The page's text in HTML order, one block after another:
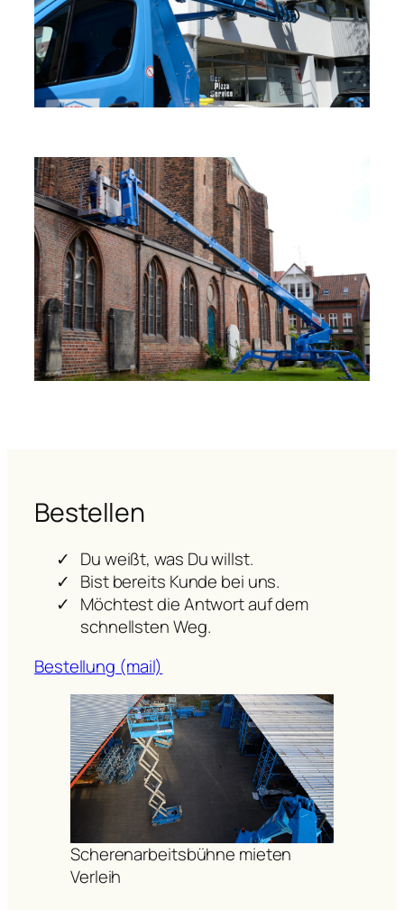
Bestellen
Du weißt, was Du willst.
Bist bereits Kunde bei uns.
Möchtest die Antwort auf dem
schnellsten Weg.
Bestellung (mail)
Scherenarbeitsbühne mieten
Verleih